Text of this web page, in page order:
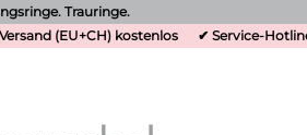
Trauringe.
(EU+CH) kostenlos ✔ Service-